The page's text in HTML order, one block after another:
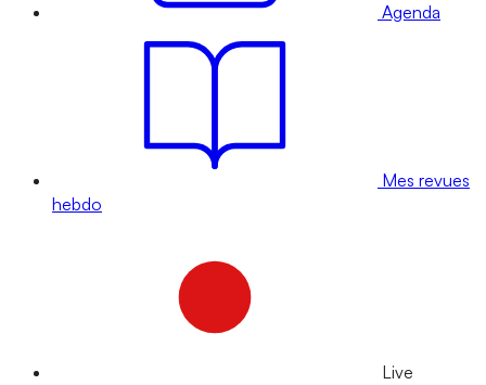
Agenda
Mes revues
hebdo
Live